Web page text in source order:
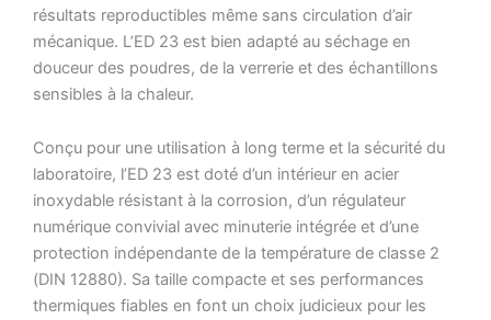
résultats reproductibles même sans circulation d’air
mécanique. L’ED 23 est bien adapté au séchage en
douceur des poudres, de la verrerie et des échantillons
sensibles à la chaleur.
Conçu pour une utilisation à long terme et la sécurité du
laboratoire, l’ED 23 est doté d’un intérieur en acier
inoxydable résistant à la corrosion, d’un régulateur
numérique convivial avec minuterie intégrée et d’une
protection indépendante de la température de classe 2
(DIN 12880). Sa taille compacte et ses performances
thermiques fiables en font un choix judicieux pour les